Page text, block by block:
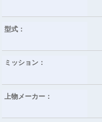
型式：
ミッション：
上物メーカー：